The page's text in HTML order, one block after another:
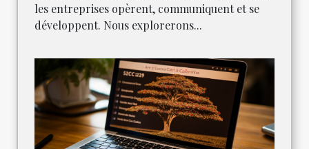
les entreprises opèrent, communiquent et se
développent. Nous explorerons...